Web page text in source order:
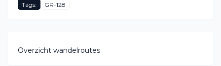
Tags: GR-128
Overzicht wandelroutes